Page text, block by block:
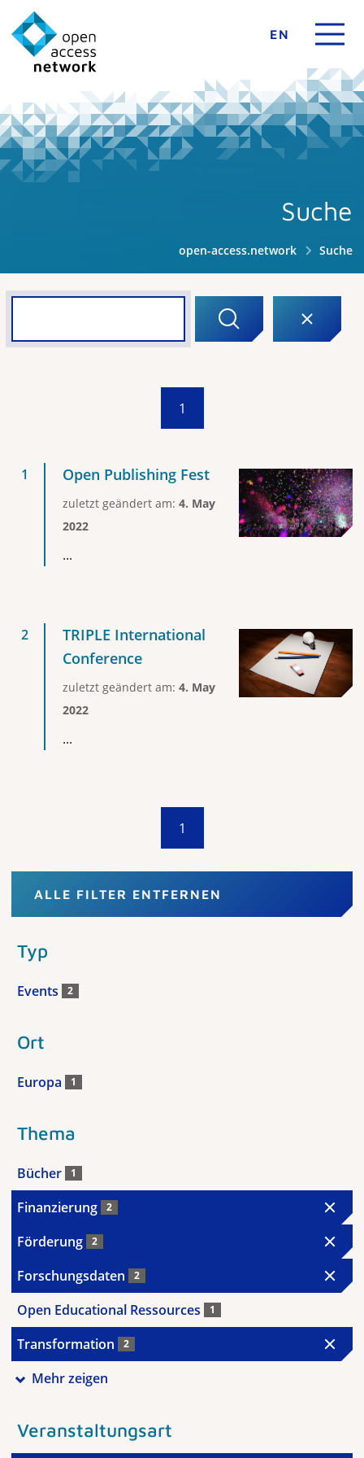
EN
Suche
open-access.network Suche
1
Open Publishing Fest
zuletzt geändert am: 4. May
2022
...
TRIPLE International
Conference
zuletzt geändert am: 4. May
2022
...
1
ALLE FILTER ENTFERNEN
Typ
Events 2
Ort
Europa 1
Thema
Bücher 1
Finanzierung 2
Förderung 2
Forschungsdaten 2
Open Educational Ressources 1
Transformation 2
Mehr zeigen
Veranstaltungsart